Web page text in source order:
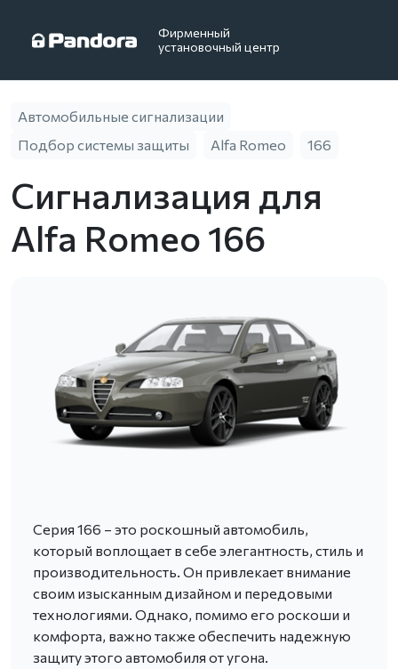
Фирменный
установочный центр
Автомобильные сигнализации
Подбор системы защиты
Alfa Romeo 166
Сигнализация для
Alfa Romeo 166
Серия 166 – это роскошный автомобиль,
который воплощает в себе элегантность, стиль и
производительность. Он привлекает внимание
своим изысканным дизайном и передовыми
технологиями. Однако, помимо его роскоши и
комфорта, важно также обеспечить надежную
защиту этого автомобиля от угона.